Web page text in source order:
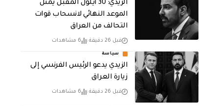
الزيدي: 30 أيلول المقبل يمثل
الموعد النهائي لانسحاب قوات
التحالف من العراق
قبل 26 دقيقة 6 مشاهدات
سياسة
الزيدي يدعو الرئيس الفرنسي إلى
زيارة العراق
قبل 26 دقيقة 6 مشاهدات